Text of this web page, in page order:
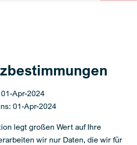
Apr-2024
01-Apr-2024
legt großen Wert auf Ihre
wir nur Daten, die wir für